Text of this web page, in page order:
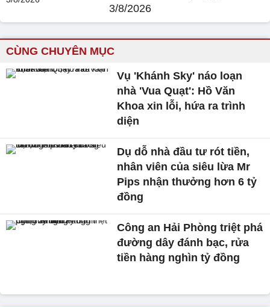
3/8/2026
CÙNG CHUYÊN MỤC
Vụ 'Khánh Sky' náo loạn
nhà 'Vua Quạt': Hồ Văn
Khoa xin lỗi, hứa ra trình
diện
Dụ dỗ nhà đầu tư rót tiền,
nhân viên của siêu lừa Mr
Pips nhận thưởng hơn 6 tỷ
đồng
Công an Hải Phòng triệt phá
đường dây đánh bạc, rửa
tiền hàng nghìn tỷ đồng